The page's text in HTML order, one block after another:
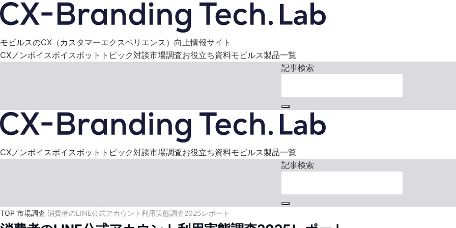
モビルスのCX（カスタマーエクスペリエンス）向上情報サイト
CXノンボイスボイスボット トピック 対談市場調査お役立ち資料モビルス製品一覧
記事検索
CXノンボイスボイスボット トピック 対談市場調査お役立ち資料モビルス製品一覧
記事検索
TOP 市場調査 消費者のLINE公式アカウント利用実態調査2025レポート